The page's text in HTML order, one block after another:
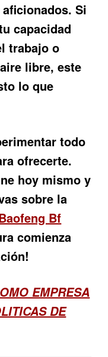
Si
capacidad
trabajo o
libre, este
lo que
todo
ofrecerte.
hoy mismo y
sobre la
Bf
comienza
EMPRESA
DE